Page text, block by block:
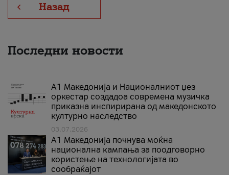
Назад
Последни новости
А1 Македонија и Националниот џез
оркестар создадоа современа музичка
приказна инспирирана од македонското
културно наследство
03.07.2026
A1 Македонија почнува моќна
национална кампања за поодговорно
користење на технологијата во
сообраќајот